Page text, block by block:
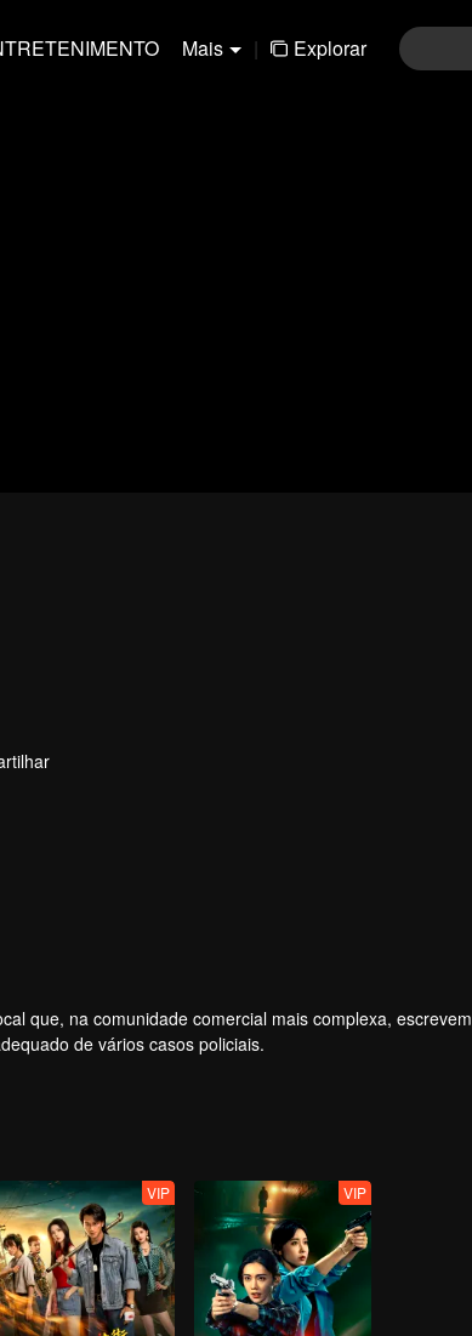
Mais | Explorar
que, na comunidade comercial mais complexa, escrevem
de vários casos policiais.
VIP VIP